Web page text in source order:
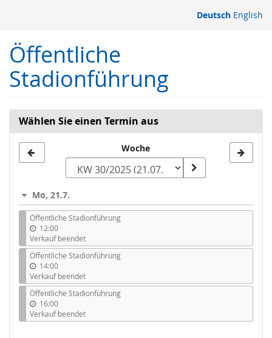
springen
Deutsch English
Öffentliche
Stadionführung
Wählen Sie einen Termin aus
zur
auswählen
Woche
Mo, 21.7.
Öffentliche Stadionführung
12:00
Verkauf beendet
Öffentliche Stadionführung
14:00
Verkauf beendet
Öffentliche Stadionführung
16:00
Verkauf beendet